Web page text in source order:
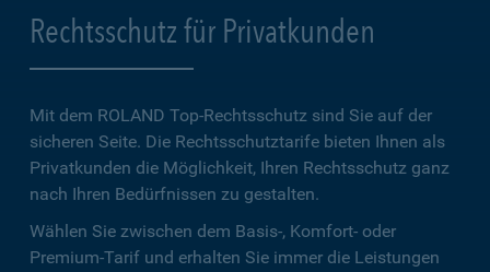
Rechtsschutz für Privatkunden
Mit dem ROLAND Top-Rechtsschutz sind Sie auf der
sicheren Seite. Die Rechtsschutztarife bieten Ihnen als
Privatkunden die Möglichkeit, Ihren Rechtsschutz ganz
nach Ihren Bedürfnissen zu gestalten.
Wählen Sie zwischen dem Basis-, Komfort- oder
Premium-Tarif und erhalten Sie immer die Leistungen